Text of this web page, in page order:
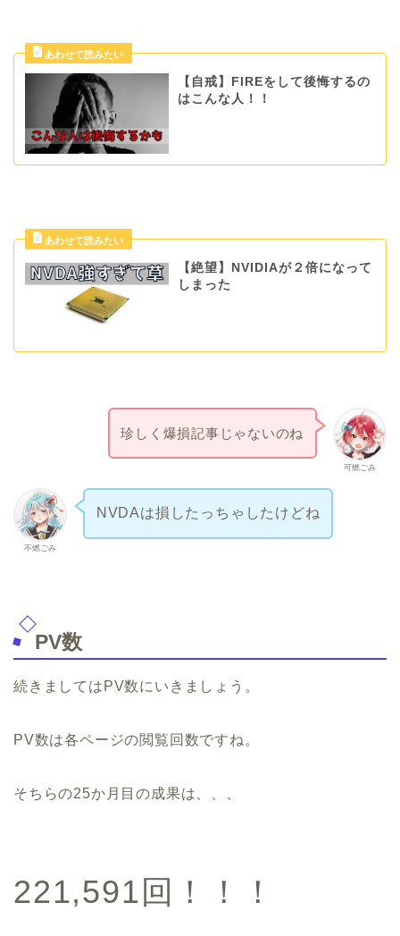
【自戒】FIREをして後悔するの
はこんな人！！
【絶望】NVIDIAが２倍になって
しまった
可燃ごみ
珍しく爆損記事じゃないのね
不燃ごみ
NVDAは損したっちゃしたけどね
PV数
続きましてはPV数にいきましょう。
PV数は各ページの閲覧回数ですね。
そちらの25か月目の成果は、、、
221,591回！！！